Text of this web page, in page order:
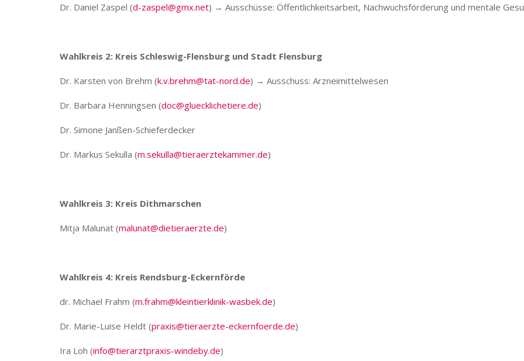
Dr. Daniel Zaspel (d-zaspel@gmx.net) → Ausschüsse: Öffentlichkeitsarbeit, Nachwuchsförderung und mentale
Wahlkreis 2: Kreis Schleswig-Flensburg und Stadt Flensburg
Dr. Karsten von Brehm (k.v.brehm@tat-nord.de) → Ausschuss: Arzneimittelwesen
Dr. Barbara Henningsen (doc@gluecklichetiere.de)
Dr. Simone Janßen-Schieferdecker
Dr. Markus Sekulla (m.sekulla@tieraerztekammer.de)
Wahlkreis 3: Kreis Dithmarschen
Mitja Malunat (malunat@dietieraerzte.de)
Wahlkreis 4: Kreis Rendsburg-Eckernförde
dr. Michael Frahm (m.frahm@kleintierklinik-wasbek.de)
Dr. Marie-Luise Heldt (praxis@tieraerzte-eckernfoerde.de)
Ira Loh (info@tierarztpraxis-windeby.de)